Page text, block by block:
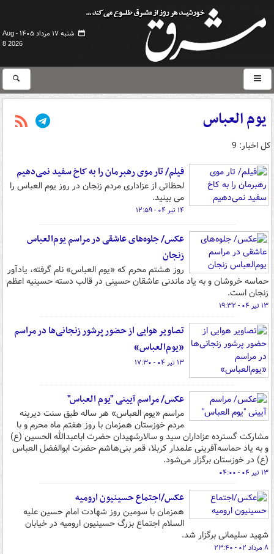
شنبه ۱۷ مرداد ۱۴۰۵ -
Aug
8 2026
یوم العباس
کل اخبار: 9
فیلم/ تار موی رهبرمان را به کاخ سفید نمی‌دهیم
لحظاتی از عزاداری مردم زنجان در روز یوم العباس را
می بینید.
۱۴ تیر ۰۴ - ۱۲:۵۹
عکس/ جلوه‌های عاشقی در مراسم یوم‌العباس
زنجان
روز هشتم محرم که «یوم العباس» نام گرفته، یادآور
حماسه خروشان و به یاد ماندنی عاشقان حسینی در قالب دسته حسینیه اعظم
زنجان است.
۱۳ تیر ۰۴ - ۱۹:۳۲
تصاویر هوایی از حضور پرشور زنجانی‌ها در مراسم
«یوم‌العباس»
۱۳ تیر ۰۴ - ۱۷:۳۰
عکس/ مراسم آیینی "یوم العباس"
مراسم «یوم العباس» هر ساله طبق سنت دیرینه
مردم خوزستان همزمان با روز هفتم ماه محرم و با
مشارکت گسترده عزاداران سید و سالارشهیدان حضرت اباعبدالله الحسین (ع)
و به یاد حماسه‌آفرینی علمدار کربلا، قمر بنی‌هاشم حضرت ابوالفضل العباس
(ع) در خوزستان برگزار می‌شود.
۱۳ تیر ۰۴ - ۰۴:۰۰
عکس/اجتماع حسینیون ارومیه
همزمان با سومین روز شهادت امام حسین علیه
السلام اجتماع بزرگ حسینیون ارومیه در خیابان
شهید سلیمانی برگزار شد.
۸ مرداد ۰۲ - ۲۳:۴۰